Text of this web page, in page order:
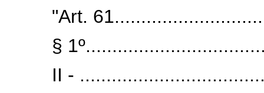
"Art.
§
II -